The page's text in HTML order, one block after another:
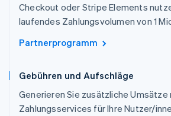
Checkout oder Stripe Elements
laufendes Zahlungsvolumen von 1
Partnerprogramm
Gebühren und Aufschläge
Generieren Sie zusätzliche Umsätze
Zahlungsservices für Ihre Nutzer/